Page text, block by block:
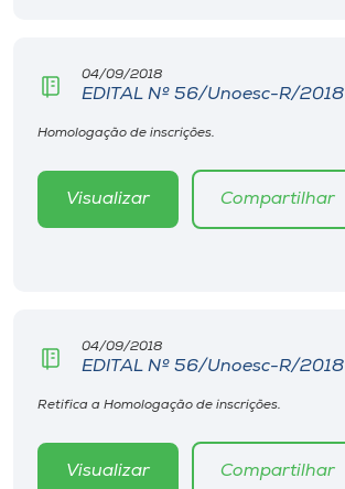
04/09/2018
EDITAL Nº 56/Unoesc-R/2018
Homologação de inscrições.
Visualizar Compartilhar
04/09/2018
EDITAL Nº 56/Unoesc-R/2018
Retifica a Homologação de inscrições.
Visualizar Compartilhar